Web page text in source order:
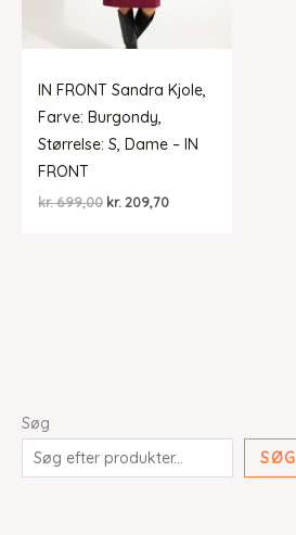
Søg
SØG
IN FRONT Sandra Kjole,
Farve: Burgondy,
Størrelse: S, Dame – IN
FRONT
kr.699,00 Den
kr. 209,70Den